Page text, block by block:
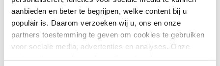
aanbieden en beter te begrijpen, welke content bij u
populair is. Daarom verzoeken wij u, ons en onze
partners toestemming te geven om cookies te gebruiken
voor sociale media, advertenties en analyses. Onze